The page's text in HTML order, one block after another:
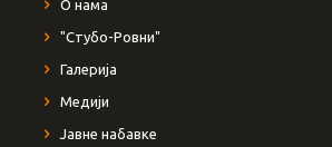
О нама
"Стубо-Ровни"
Галерија
Медији
Јавне набавке